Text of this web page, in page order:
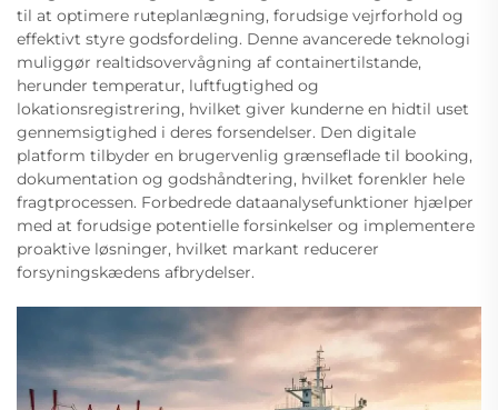
til at optimere ruteplanlægning, forudsige vejrforhold og
effektivt styre godsfordeling. Denne avancerede teknologi
muliggør realtidsovervågning af containertilstande,
herunder temperatur, luftfugtighed og
lokationsregistrering, hvilket giver kunderne en hidtil uset
gennemsigtighed i deres forsendelser. Den digitale
platform tilbyder en brugervenlig grænseflade til booking,
dokumentation og godshåndtering, hvilket forenkler hele
fragtprocessen. Forbedrede dataanalysefunktioner hjælper
med at forudsige potentielle forsinkelser og implementere
proaktive løsninger, hvilket markant reducerer
forsyningskædens afbrydelser.